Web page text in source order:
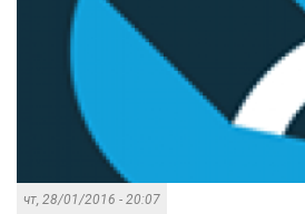
чт, 28/01/2016 - 20:07